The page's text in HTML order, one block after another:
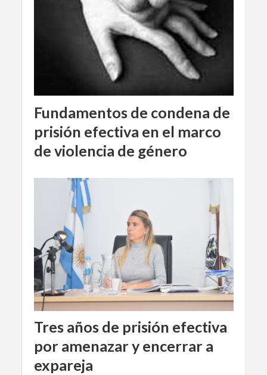
Fundamentos de condena de
prisión efectiva en el marco
de violencia de género
Tres años de prisión efectiva
por amenazar y encerrar a
expareja